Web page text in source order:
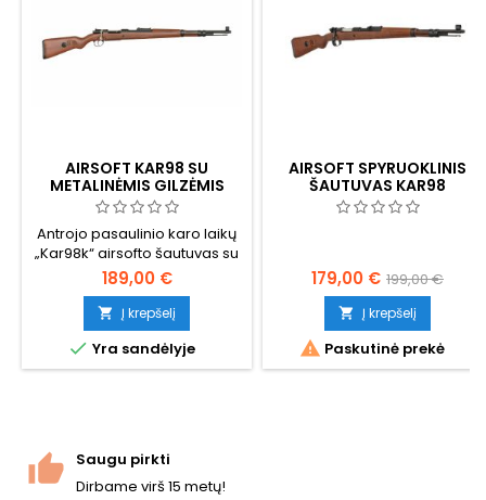
AIRSOFT KAR98 SU
METALINĖMIS GILZĖMIS
Antrojo pasaulinio karo laikų
„Kar98k“ airsofto šautuvas su
metalinių tūtelių išmetimo
mechanizmu — realistiška
alternatyva įprastiems
didelės talpos snaiperiniams
šautuvams. Įdėkite BB
šratukus į varines tūteles,
~350 FPS / 1,14 J su 0,20 g BB
šratukais, bendras ilgis 1120
mm....
189,00 €
 Į krepšelį
 Yra sandėlyje
AIRSOFT SPYRUOKLINIS
ŠAUTUVAS KAR98
179,00 € 199,00 €
 Į krepšelį
 Paskutinė prekė
Saugu pirkti
Dirbame virš 15 metų!